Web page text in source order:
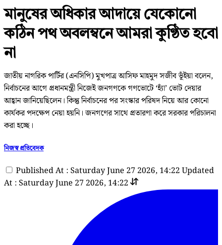
মানুষের অধিকার আদায়ে যেকোনো
কঠিন পথ অবলম্বনে আমরা কুণ্ঠিত হবো
না
জাতীয় নাগরিক পার্টির (এনসিপি) মুখপাত্র আসিফ মাহমুদ সজীব ভূঁইয়া বলেন,
নির্বাচনের আগে প্রধানমন্ত্রী নিজেই জনগণকে গণভোটে ‘হ্যাঁ’ ভোট দেয়ার
আহ্বান জানিয়েছিলেন। কিন্তু নির্বাচনের পর সংস্কার পরিষদ নিয়ে আর কোনো
কার্যকর পদক্ষেপ নেয়া হয়নি। জনগণের সাথে প্রতারণা করে সরকার পরিচালনা
করা হচ্ছে।
নিজস্ব প্রতিবেদক
Published At : Saturday June 27 2026, 14:22 Updated
At : Saturday June 27 2026, 14:22